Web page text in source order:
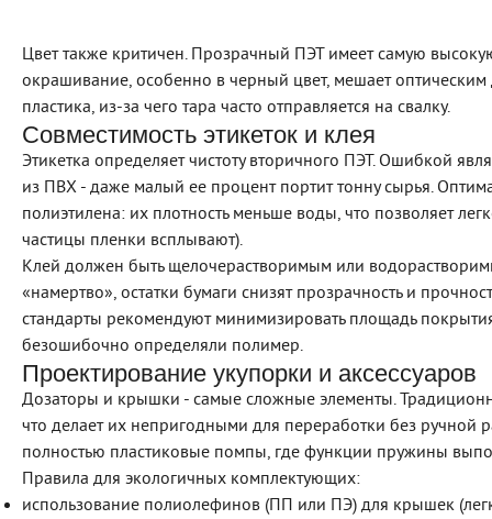
Цвет также критичен. Прозрачный ПЭТ имеет самую
окрашивание, особенно в черный цвет, мешает оптическим
пластика, из-за чего тара часто отправляется на свалку.
Совместимость этикеток и клея
Этикетка определяет чистоту вторичного ПЭТ. Ошибкой
из ПВХ - даже малый ее процент портит тонну сырья.
полиэтилена: их плотность меньше воды, что позволяет
частицы пленки всплывают).
Клей должен быть щелочерастворимым или
«намертво», остатки бумаги снизят прозрачность и
стандарты рекомендуют минимизировать площадь
безошибочно определяли полимер.
Проектирование укупорки и аксессуаров
Дозаторы и крышки - самые сложные элементы.
что делает их непригодными для переработки без ручной
полностью пластиковые помпы, где функции пружины
Правила для экологичных комплектующих:
использование полиолефинов (ПП или ПЭ) для крышек